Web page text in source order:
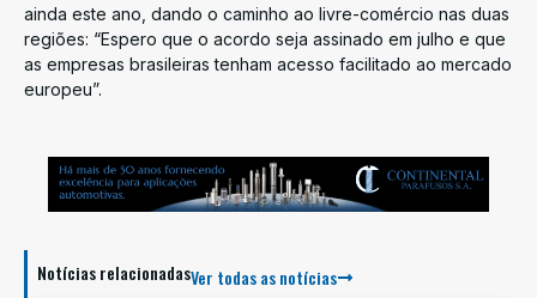
ainda este ano, dando o caminho ao livre-comércio nas duas
regiões: “Espero que o acordo seja assinado em julho e que
as empresas brasileiras tenham acesso facilitado ao mercado
europeu”.
Notícias relacionadasVer todas as notícias